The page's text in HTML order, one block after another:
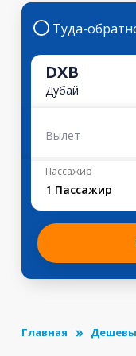
Туда-
DXB
Дубай
Вылет
Пассажир
1 Пассажир
Главная